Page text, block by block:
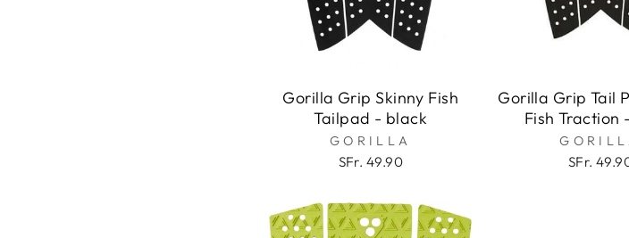
Gorilla Grip Skinny Fish
Tailpad - black
GORILLA
SFr. 49.90
Gorilla Grip Tail
Fish Traction
SFr.